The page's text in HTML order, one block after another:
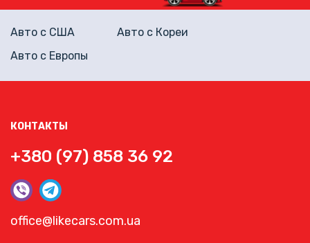
КОНТАКТЫ
+380 (97) 858 36 92
office@likecars.com.ua
Авто с США
Авто с Кореи
Авто с Европы